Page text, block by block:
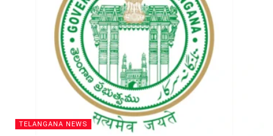
TELANGANA NEWS